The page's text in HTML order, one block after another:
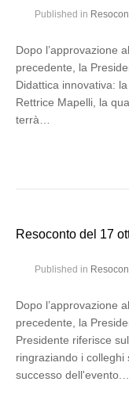
Published in
Dopo l’approvazione
precedente, la
Didattica innovativa:
Rettrice Mapelli, la
terrà…
Resoconto del 17
Published in
Dopo l’approvazione
precedente, la
Presidente riferisce
ringraziando i
successo dell'evento.…